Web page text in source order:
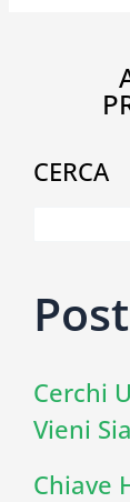
CERCA
Cerchi
Vieni
Chiave